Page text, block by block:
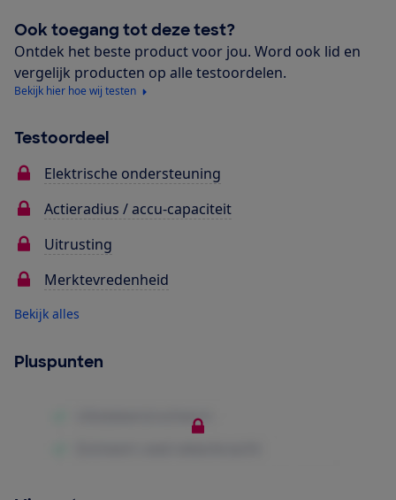
Ook toegang tot deze test?
Ontdek het beste product voor jou. Word ook lid en
vergelijk producten op alle testoordelen.
Bekijk hier hoe wij testen
Testoordeel
Elektrische ondersteuning
Actieradius / accu-capaciteit
Uitrusting
Merktevredenheid
Bekijk alles
Pluspunten